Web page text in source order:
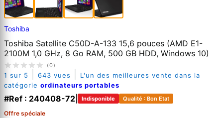
Toshiba
Toshiba Satellite C50D-A-133 15,6 pouces (AMD E1-
2100M 1,0 GHz, 8 Go RAM, 500 GB HDD, Windows 10)
(0)
1 sur 5 643 vues
L'un des meilleures vente dans la
catégorie ordinateurs portables
#Ref : 240408-72 Indisponible Qualité : Bon Etat
Offre spéciale